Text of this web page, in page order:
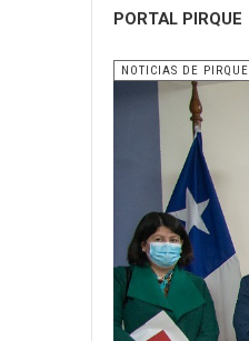
PORTAL PIRQUE
NOTICIAS DE PIRQUE